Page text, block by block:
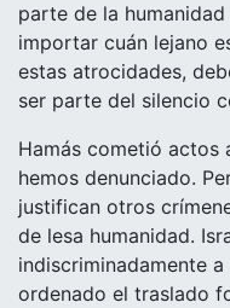
parte de la
importar cuán lejano
estas atrocidades,
ser parte del silencio
Hamás cometió actos
hemos denunciado.
justifican otros
de lesa humanidad.
indiscriminadamente
ordenado el traslado